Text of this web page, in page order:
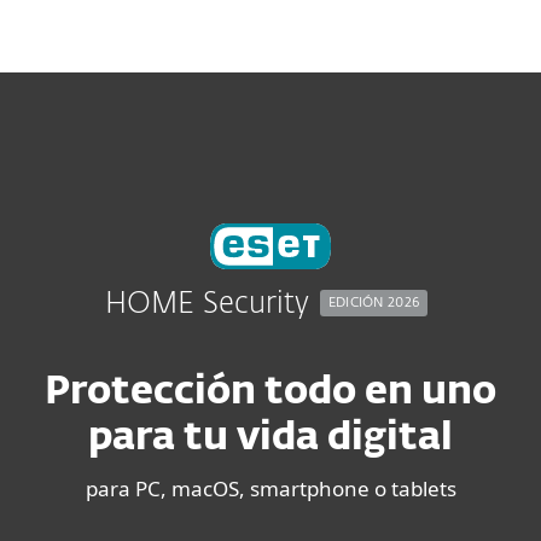
HOME Security EDICIÓN 2026
Protección todo en uno
para tu vida digital
para PC, macOS, smartphone o tablets